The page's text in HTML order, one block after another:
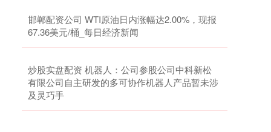
邯郸配资公司 WTI原油日内涨幅达2.00%，现报
67.36美元/桶_每日经济新闻
炒股实盘配资 机器人：公司参股公司中科新松
有限公司自主研发的多可协作机器人产品暂未涉
及灵巧手